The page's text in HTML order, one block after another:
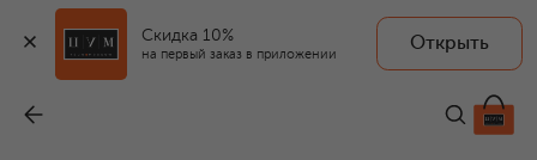
Скидка 10%
на первый заказ в приложении
Открыть
152 000 ₽